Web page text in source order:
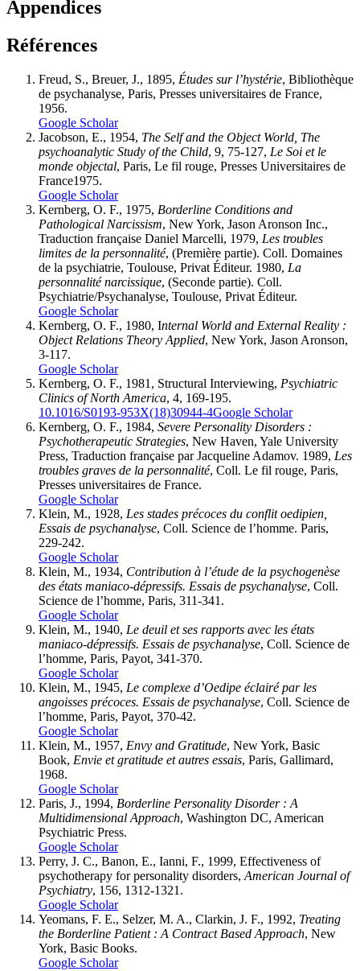
Appendices
Références
Freud, S., Breuer, J., 1895, Études sur l’hystérie, Bibliothèque
de psychanalyse, Paris, Presses universitaires de France,
1956.
Google Scholar
Jacobson, E., 1954, The Self and the Object World, The
psychoanalytic Study of the Child, 9, 75-127, Le Soi et le
monde objectal, Paris, Le fil rouge, Presses Universitaires de
France1975.
Google Scholar
Kernberg, O. F., 1975, Borderline Conditions and
Pathological Narcissism, New York, Jason Aronson Inc.,
Traduction française Daniel Marcelli, 1979, Les troubles
limites de la personnalité, (Première partie). Coll. Domaines
de la psychiatrie, Toulouse, Privat Éditeur. 1980, La
personnalité narcissique, (Seconde partie). Coll.
Psychiatrie/Psychanalyse, Toulouse, Privat Éditeur.
Google Scholar
Kernberg, O. F., 1980, Internal World and External Reality :
Object Relations Theory Applied, New York, Jason Aronson,
3-117.
Google Scholar
Kernberg, O. F., 1981, Structural Interviewing, Psychiatric
Clinics of North America, 4, 169-195.
10.1016/S0193-953X(18)30944-4Google Scholar
Kernberg, O. F., 1984, Severe Personality Disorders :
Psychotherapeutic Strategies, New Haven, Yale University
Press, Traduction française par Jacqueline Adamov. 1989, Les
troubles graves de la personnalité, Coll. Le fil rouge, Paris,
Presses universitaires de France.
Google Scholar
Klein, M., 1928, Les stades précoces du conflit oedipien,
Essais de psychanalyse, Coll. Science de l’homme. Paris,
229-242.
Google Scholar
Klein, M., 1934, Contribution à l’étude de la psychogenèse
des états maniaco-dépressifs. Essais de psychanalyse, Coll.
Science de l’homme, Paris, 311-341.
Google Scholar
Klein, M., 1940, Le deuil et ses rapports avec les états
maniaco-dépressifs. Essais de psychanalyse, Coll. Science de
l’homme, Paris, Payot, 341-370.
Google Scholar
Klein, M., 1945, Le complexe d’Oedipe éclairé par les
angoisses précoces. Essais de psychanalyse, Coll. Science de
l’homme, Paris, Payot, 370-42.
Google Scholar
Klein, M., 1957, Envy and Gratitude, New York, Basic
Book, Envie et gratitude et autres essais, Paris, Gallimard,
1968.
Google Scholar
Paris, J., 1994, Borderline Personality Disorder : A
Multidimensional Approach, Washington DC, American
Psychiatric Press.
Google Scholar
Perry, J. C., Banon, E., Ianni, F., 1999, Effectiveness of
psychotherapy for personality disorders, American Journal of
Psychiatry, 156, 1312-1321.
Google Scholar
Yeomans, F. E., Selzer, M. A., Clarkin, J. F., 1992, Treating
the Borderline Patient : A Contract Based Approach, New
York, Basic Books.
Google Scholar